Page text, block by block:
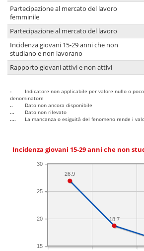
Partecipazione al mercato del lavoro
femminile
Partecipazione al mercato del lavoro
Incidenza giovani 15-29 anni che non
studiano e non lavorano
Rapporto giovani attivi e non attivi
-
Indicatore non applicabile per valore nullo o
denominatore
..
Dato non ancora disponibile
...
Dato non rilevato
....
La mancanza o esiguità del fenomeno rende i
Incidenza giovani 15-29 anni che non
15
20
25
30
18.7
26.9